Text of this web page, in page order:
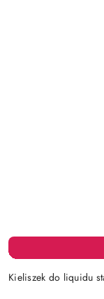
Kieliszek do liquidu